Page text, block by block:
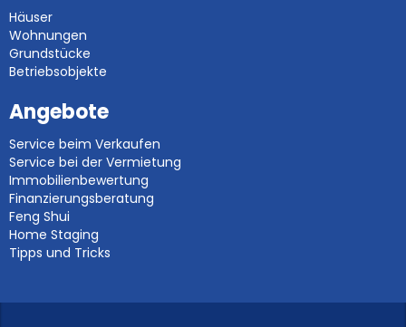
Häuser
Wohnungen
Grundstücke
Betriebsobjekte
Angebote
Service beim Verkaufen
Service bei der Vermietung
Immobilienbewertung
Finanzierungsberatung
Feng Shui
Home Staging
Tipps und Tricks